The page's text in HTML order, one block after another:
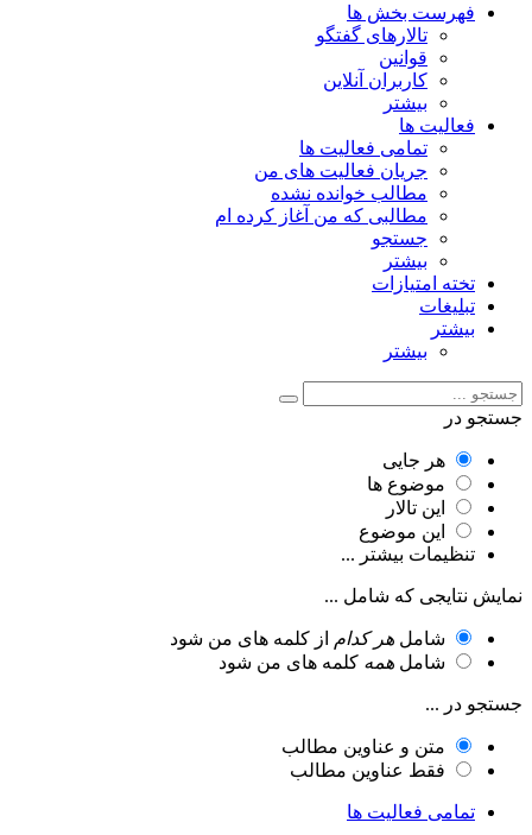
فهرست بخش ها
تالارهای گفتگو
قوانین
کاربران آنلاین
بیشتر
فعالیت ها
تمامی فعالیت ها
جریان فعالیت های من
مطالب خوانده نشده
مطالبی که من آغاز کرده ام
جستجو
بیشتر
تخته امتیازات
تبلیغات
بیشتر
بیشتر
جستجو در
هر جایی
موضوع ها
این تالار
این موضوع
تنظیمات بیشتر ...
نمایش نتایجی که شامل ...
شامل هر کدام از کلمه های من شود
شامل همه کلمه های من شود
جستجو در ...
متن و عناوین مطالب
فقط عناوین مطالب
تمامی فعالیت ها